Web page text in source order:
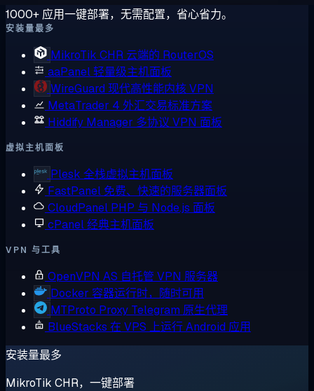
1000+ 应用一键部署，无需配置，省心省力。
安装量最多
MikroTik CHR 云端的 RouterOS
aaPanel轻量级主机面板
WireGuard 现代高性能内核 VPN
MetaTrader 4 外汇交易标准方案
Hiddify Manager 多协议 VPN 面板
虚拟主机面板
Plesk 全栈虚拟主机面板
FastPanel 免费、快速的服务器面板
CloudPanel PHP 与 Node.js 面板
cPanel经典主机面板
VPN 与工具
OpenVPN AS 自托管 VPN 服务器
Docker 容器运行时，随时可用
MTProto Proxy Telegram 原生代理
BlueStacks 在 VPS 上运行 Android 应用
安装量最多
MikroTik CHR，一键部署